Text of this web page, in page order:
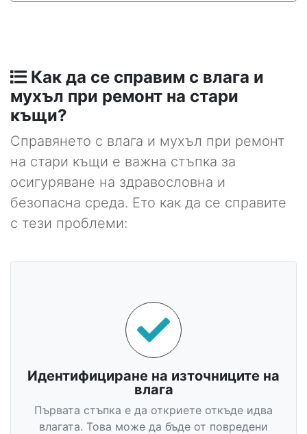
Как да се справим с влага и
мухъл при ремонт на стари
къщи?
Справянето с влага и мухъл при ремонт
на стари къщи е важна стъпка за
осигуряване на здравословна и
безопасна среда. Ето как да се справите
с тези проблеми:
Идентифициране на източниците на
влага
Първата стъпка е да откриете откъде идва
влагата. Това може да бъде от повредени